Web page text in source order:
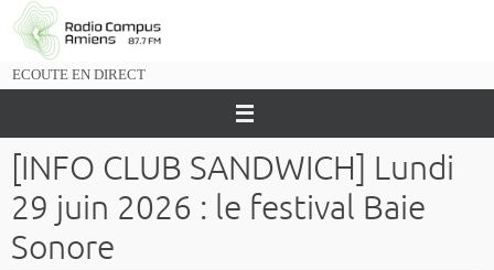
Passer
vers
ECOUTE EN DIRECT
[INFO CLUB SANDWICH] Lundi
29 juin 2026 : le festival Baie
Sonore